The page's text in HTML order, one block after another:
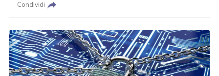
Condividi